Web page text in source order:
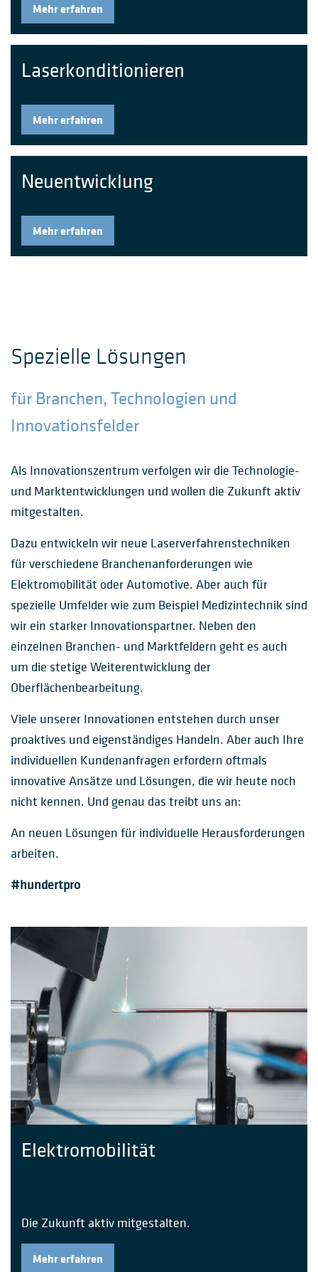
Mehr erfahren
Laserkonditionieren
Mehr erfahren
Neuentwicklung
Mehr erfahren
Spezielle Lösungen
für Branchen, Technologien und
Innovationsfelder
Als Innovationszentrum verfolgen wir die Technologie-
und Marktentwicklungen und wollen die Zukunft aktiv
mitgestalten.
Dazu entwickeln wir neue Laserverfahrenstechniken
für verschiedene Branchenanforderungen wie
Elektromobilität oder Automotive. Aber auch für
spezielle Umfelder wie zum Beispiel Medizintechnik sind
wir ein starker Innovationspartner. Neben den
einzelnen Branchen- und Marktfeldern geht es auch
um die stetige Weiterentwicklung der
Oberflächenbearbeitung.
Viele unserer Innovationen entstehen durch unser
proaktives und eigenständiges Handeln. Aber auch Ihre
individuellen Kundenanfragen erfordern oftmals
innovative Ansätze und Lösungen, die wir heute noch
nicht kennen. Und genau das treibt uns an:
An neuen Lösungen für individuelle Herausforderungen
arbeiten.
#hundertpro
Elektromobilität
Die Zukunft aktiv mitgestalten.
Mehr erfahren